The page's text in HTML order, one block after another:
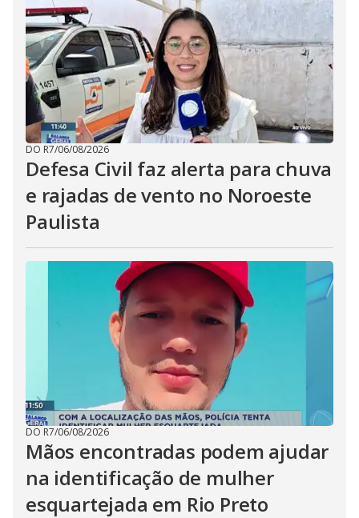
DO R7/06/08/2026
Defesa Civil faz alerta para chuva
e rajadas de vento no Noroeste
Paulista
DO R7/06/08/2026
Mãos encontradas podem ajudar
na identificação de mulher
esquartejada em Rio Preto